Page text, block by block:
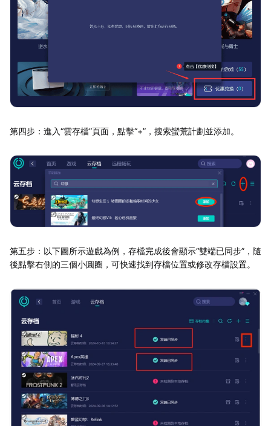
第四步：進入“雲存檔”頁面，點擊“+”，搜索蠻荒計劃並添加。
第五步：以下圖所示遊戲為例，存檔完成後會顯示“雙端已同步”，隨
後點擊右側的三個小圓圈，可快速找到存檔位置或修改存檔設置。